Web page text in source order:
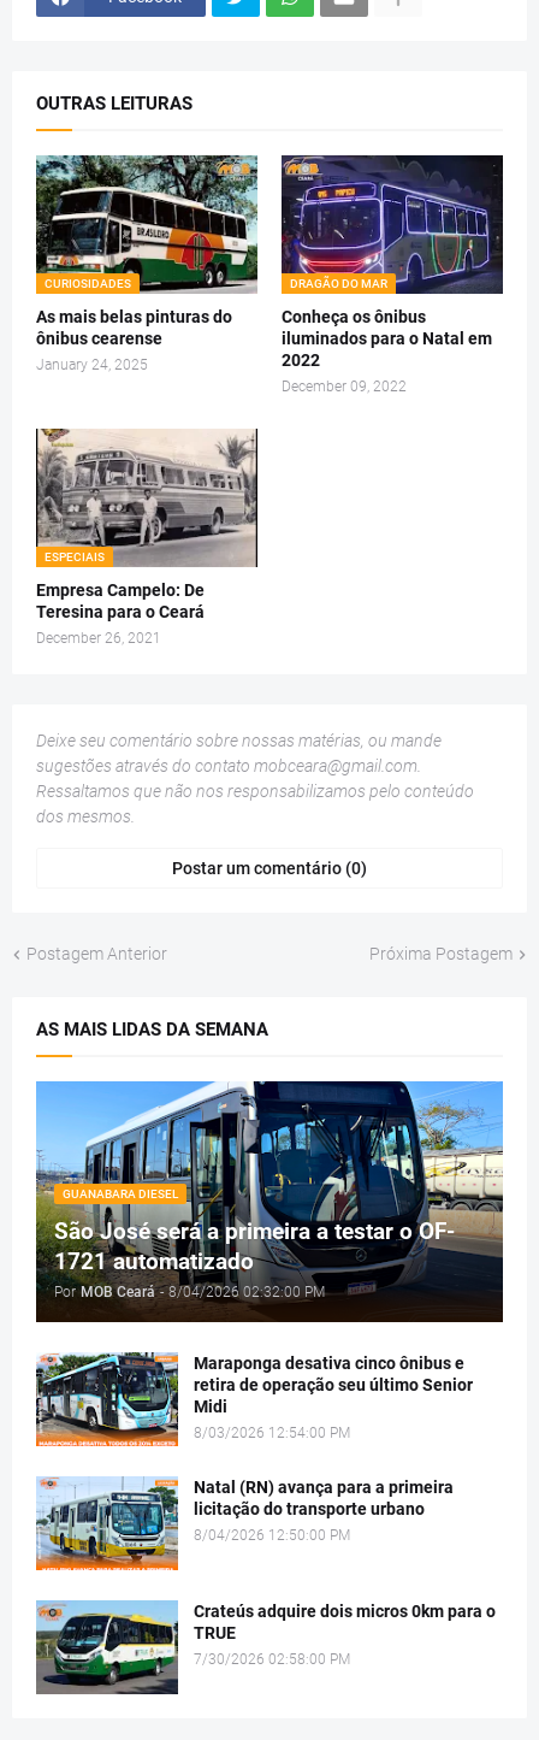
OUTRAS LEITURAS
CURIOSIDADES
As mais belas pinturas do
ônibus cearense
January 24, 2025
DRAGÃO DO MAR
Conheça os ônibus
iluminados para o Natal em
2022
December 09, 2022
ESPECIAIS
Empresa Campelo: De
Teresina para o Ceará
December 26, 2021
Deixe seu comentário sobre nossas matérias, ou mande
sugestões através do contato mobceara@gmail.com.
Ressaltamos que não nos responsabilizamos pelo conteúdo
dos mesmos.
Postar um comentário (0)
Postagem Anterior Próxima Postagem
AS MAIS LIDAS DA SEMANA
GUANABARA DIESEL
São José será a primeira a testar o OF-
1721 automatizado
Por MOB Ceará - 8/04/2026 02:32:00 PM
Maraponga desativa cinco ônibus e
retira de operação seu último Senior
Midi
8/03/2026 12:54:00 PM
Natal (RN) avança para a primeira
licitação do transporte urbano
8/04/2026 12:50:00 PM
Crateús adquire dois micros 0km para o
TRUE
7/30/2026 02:58:00 PM